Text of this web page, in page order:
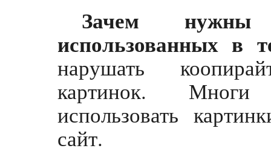
Зачем
использованных в
нарушать
картинок. Многи
использовать
сайт.